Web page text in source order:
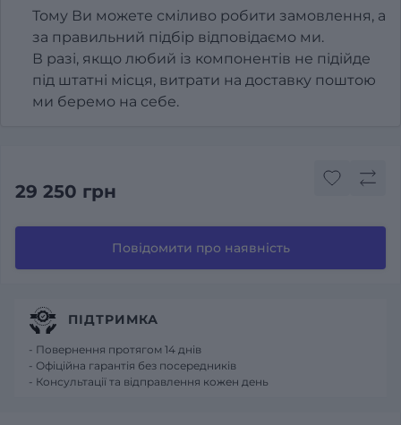
Тому Ви можете сміливо робити замовлення, а
за правильний підбір відповідаємо ми.
В разі, якщо любий із компонентів не підійде
під штатні місця, витрати на доставку поштою
ми беремо на себе.
29 250 грн
Повідомити про наявність
ПІДТРИМКА
- Повернення протягом 14 днів
- Офіційна гарантія без посередників
- Консультації та відправлення кожен день